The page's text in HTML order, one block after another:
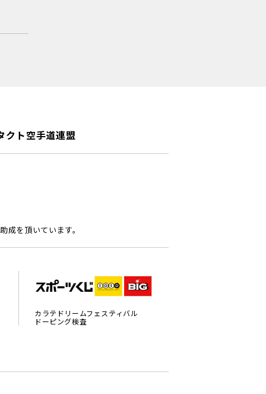
クト空手道連盟
成を頂いています。
カラテドリームフェスティバル
ドーピング検査